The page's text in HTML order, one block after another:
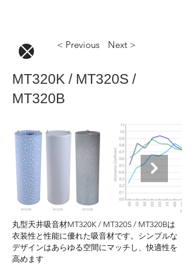
< Previous Next >
MT320K / MT320S /
MT320B
丸型天井吸音材MT320K / MT320S / MT320Bは
衣装性と性能に優れた吸音材です。シンプルな
デザインはあらゆる空間にマッチし、快適性を
高めます